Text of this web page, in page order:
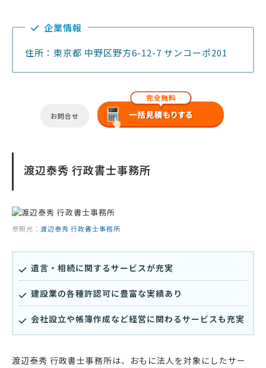
企業情報
住所：東京都 中野区野方6-12-7 サンコーポ201
お問合せ
渡辺泰秀 行政書士事務所
参照元： 渡辺泰秀 行政書士事務所
遺言・相続に関するサービスが充実
建設業の各種許認可に豊富な実績あり
会社設立や帳簿作成など経営に関わるサービスも充実
渡辺泰秀 行政書士事務所は、おもに法人を対象にしたサー